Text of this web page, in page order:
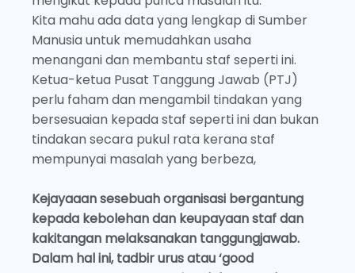
Kita mahu ada data yang lengkap di Sumber
Manusia untuk memudahkan usaha
menangani dan membantu staf seperti ini.
Ketua-ketua Pusat Tanggung Jawab (PTJ)
perlu faham dan mengambil tindakan yang
bersesuaian kepada staf seperti ini dan bukan
tindakan secara pukul rata kerana staf
mempunyai masalah yang berbeza,
Kejayaaan sesebuah organisasi bergantung
kepada kebolehan dan keupayaan staf dan
kakitangan melaksanakan tanggungjawab.
Dalam hal ini, tadbir urus atau ‘good